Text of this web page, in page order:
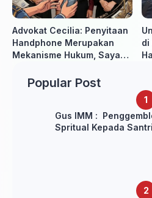
Advokat Cecilia: Penyitaan
Handphone Merupakan
Mekanisme Hukum, Saya
Diminta Penyidik dan Tidak
perlu takut
di
Popular Post
Gus IMM :
Spritual Kepada